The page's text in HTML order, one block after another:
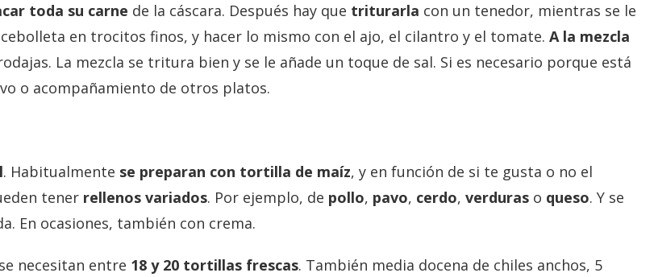
toda su carne de la cáscara. Después hay que triturarla con un tenedor, mientras se le
en trocitos finos, y hacer lo mismo con el ajo, el cilantro y el tomate. A la mezcla
La mezcla se tritura bien y se le añade un toque de sal. Si es necesario porque está
o acompañamiento de otros platos.
. Habitualmente se preparan con tortilla de maíz, y en función de si te gusta o no el
tener rellenos variados. Por ejemplo, de pollo, pavo, cerdo, verduras o queso. Y se
En ocasiones, también con crema.
necesitan entre 18 y 20 tortillas frescas. También media docena de chiles anchos, 5